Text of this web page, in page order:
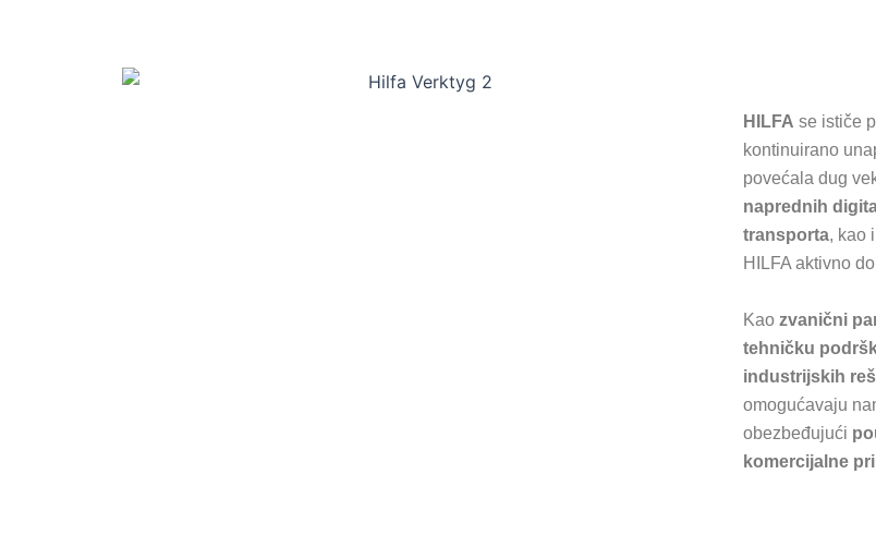
HILFA se ističe
kontinuirano
povećala dug
naprednih
transporta, kao
HILFA aktivno
Kao zvanični
tehničku
industrijskih
omogućavaju
obezbeđujući
komercijalne